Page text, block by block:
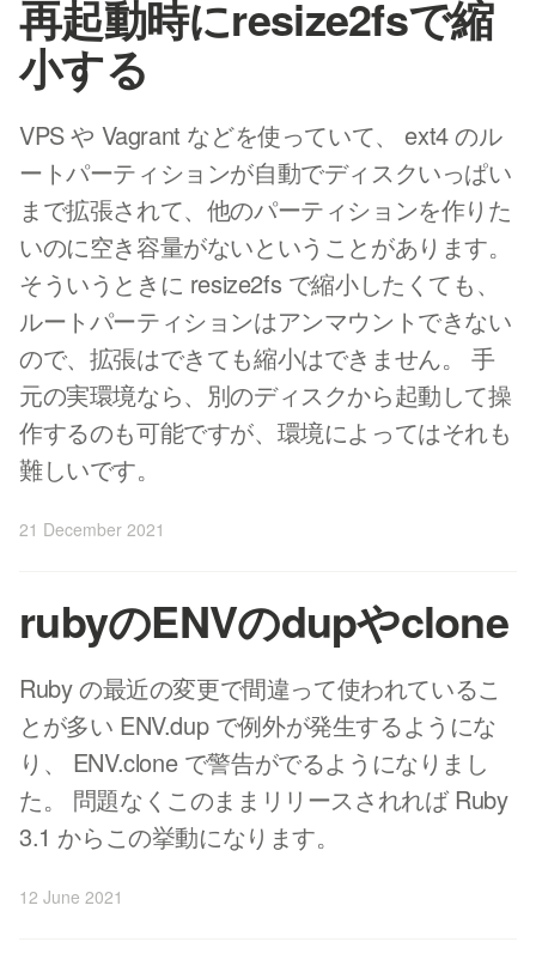
再起動時にresize2fsで縮
小する
VPS や Vagrant などを使っていて、 ext4 のル
ートパーティションが自動でディスクいっぱい
まで拡張されて、他のパーティションを作りた
いのに空き容量がないということがあります。
そういうときに resize2fs で縮小したくても、
ルートパーティションはアンマウントできない
ので、拡張はできても縮小はできません。 手
元の実環境なら、別のディスクから起動して操
作するのも可能ですが、環境によってはそれも
難しいです。
21 December 2021
rubyのENVのdupやclone
Ruby の最近の変更で間違って使われているこ
とが多い ENV.dup で例外が発生するようにな
り、 ENV.clone で警告がでるようになりまし
た。 問題なくこのままリリースされれば Ruby
3.1 からこの挙動になります。
12 June 2021